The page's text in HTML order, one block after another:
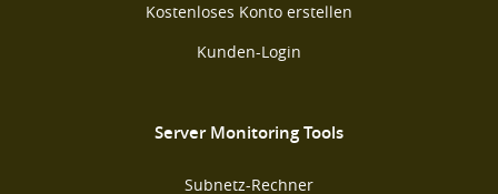
Kostenloses Konto erstellen
Kunden-Login
Server Monitoring Tools
Subnetz-Rechner